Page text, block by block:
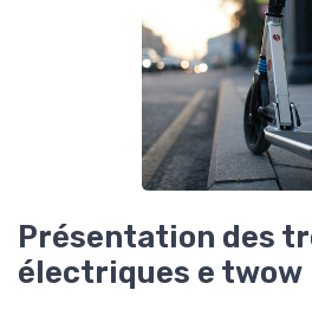
Présentation des
électriques e twow